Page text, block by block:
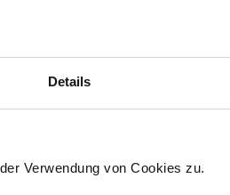
Details
Verwendung von Cookies zu.